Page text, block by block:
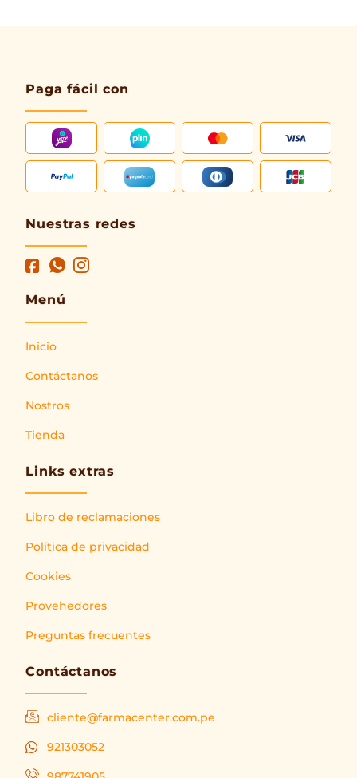
Paga fácil con
Nuestras redes
Menú
Inicio
Contáctanos
Nostros
Tienda
Links extras
Libro de reclamaciones
Política de privacidad
Cookies
Provehedores
Preguntas frecuentes
Contáctanos
cliente@farmacenter.com.pe
921303052